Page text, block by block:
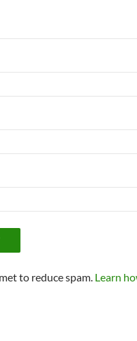
to reduce spam. Learn